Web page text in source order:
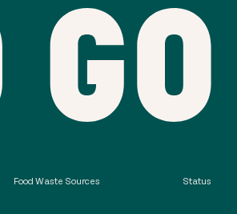
Food Waste Sources Status